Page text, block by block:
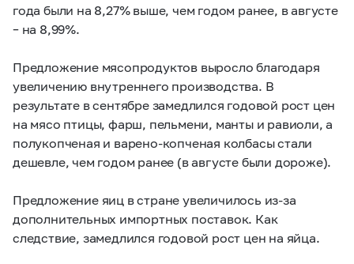
года были на 8,27% выше, чем годом ранее, в августе
– на 8,99%.
Предложение мясопродуктов выросло благодаря
увеличению внутреннего производства. В
результате в сентябре замедлился годовой рост цен
на мясо птицы, фарш, пельмени, манты и равиоли, а
полукопченая и варено-копченая колбасы стали
дешевле, чем годом ранее (в августе были дороже).
Предложение яиц в стране увеличилось из-за
дополнительных импортных поставок. Как
следствие, замедлился годовой рост цен на яйца.